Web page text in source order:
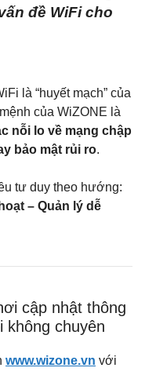
đề WiFi cho
là “huyết mạch” của
của WiZONE là
nỗi lo về mạng chập
bảo mật rủi ro.
tư duy theo hướng:
– Quản lý dễ
cập nhật thông
không chuyên
www.wizone.vn với